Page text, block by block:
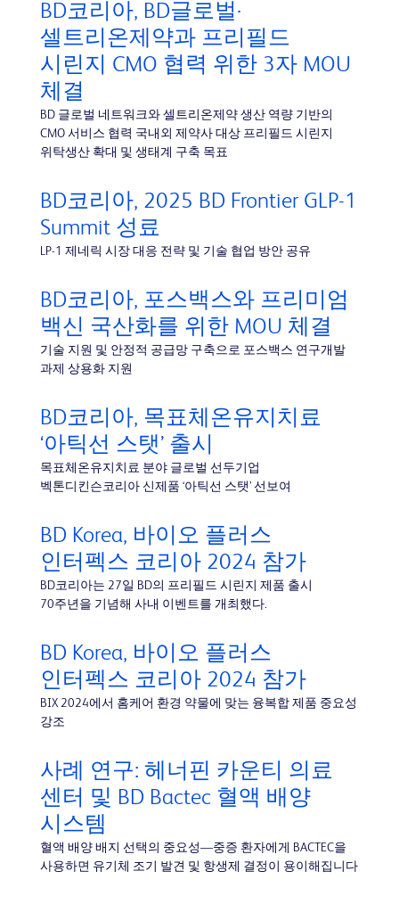
BD코리아, BD글로벌·
셀트리온제약과 프리필드
시린지 CMO 협력 위한 3자 MOU
체결
BD 글로벌 네트워크와 셀트리온제약 생산 역량 기반의
CMO 서비스 협력 국내외 제약사 대상 프리필드 시린지
위탁생산 확대 및 생태계 구축 목표
BD코리아, 2025 BD Frontier GLP-1
Summit 성료
LP-1 제네릭 시장 대응 전략 및 기술 협업 방안 공유
BD코리아, 포스백스와 프리미엄
백신 국산화를 위한 MOU 체결
기술 지원 및 안정적 공급망 구축으로 포스백스 연구개발
과제 상용화 지원
BD코리아, 목표체온유지치료
‘아틱선 스탯’ 출시
목표체온유지치료 분야 글로벌 선두기업
벡톤디킨슨코리아 신제품 ‘아틱선 스탯’ 선보여
BD Korea, 바이오 플러스
인터펙스 코리아 2024 참가
BD코리아는 27일 BD의 프리필드 시린지 제품 출시
70주년을 기념해 사내 이벤트를 개최했다.
BD Korea, 바이오 플러스
인터펙스 코리아 2024 참가
BIX 2024에서 홈케어 환경 약물에 맞는 융복합 제품 중요성
강조
사례 연구: 헤너핀 카운티 의료
센터 및 BD Bactec 혈액 배양
시스템
혈액 배양 배지 선택의 중요성—중증 환자에게 BACTEC을
사용하면 유기체 조기 발견 및 항생제 결정이 용이해집니다